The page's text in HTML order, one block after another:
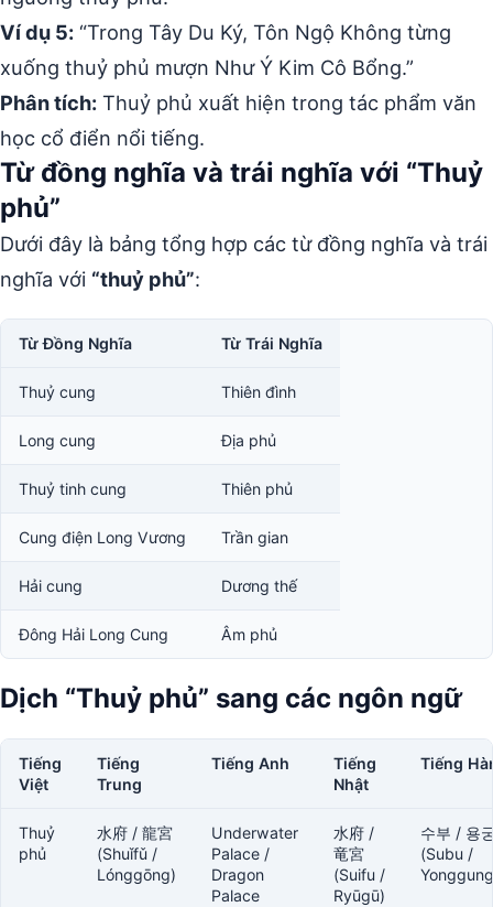
Ví dụ 5: “Trong Tây Du Ký, Tôn Ngộ Không từng
xuống thuỷ phủ mượn Như Ý Kim Cô Bổng.”
Phân tích: Thuỷ phủ xuất hiện trong tác phẩm văn
học cổ điển nổi tiếng.
Từ đồng nghĩa và trái nghĩa với “Thuỷ
phủ”
Dưới đây là bảng tổng hợp các từ đồng nghĩa và trái
nghĩa với “thuỷ phủ”:
Từ Đồng Nghĩa Từ Trái Nghĩa
Thuỷ cung Thiên đình
Long cung Địa phủ
Thuỷ tinh cung Thiên phủ
Cung điện Long Vương Trần gian
Hải cung Dương thế
Đông Hải Long Cung Âm phủ
Dịch “Thuỷ phủ” sang các ngôn ngữ
Tiếng
Việt
Tiếng
Trung
Tiếng Anh
Tiếng
Nhật
Tiếng
Thuỷ
phủ
水府 / 龍宮
(Shuǐfǔ /
Lónggōng)
Underwater
Palace /
Dragon
Palace
水府 /
竜宮
(Suifu /
Ryūgū)
수부 / 용
(Subu /